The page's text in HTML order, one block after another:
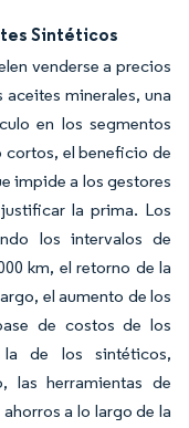
Sintéticos
venderse a precios
minerales, una
en los segmentos
cortos, el beneficio de
impide a los gestores
la prima. Los
los intervalos de
km, el retorno de la
el aumento de los
de costos de los
de los sintéticos,
las herramientas de
a lo largo de la